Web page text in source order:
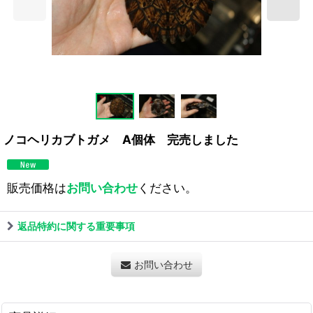
ノコヘリカブトガメ A個体 完売しました
販売価格はお問い合わせください。
返品特約に関する重要事項
お問い合わせ